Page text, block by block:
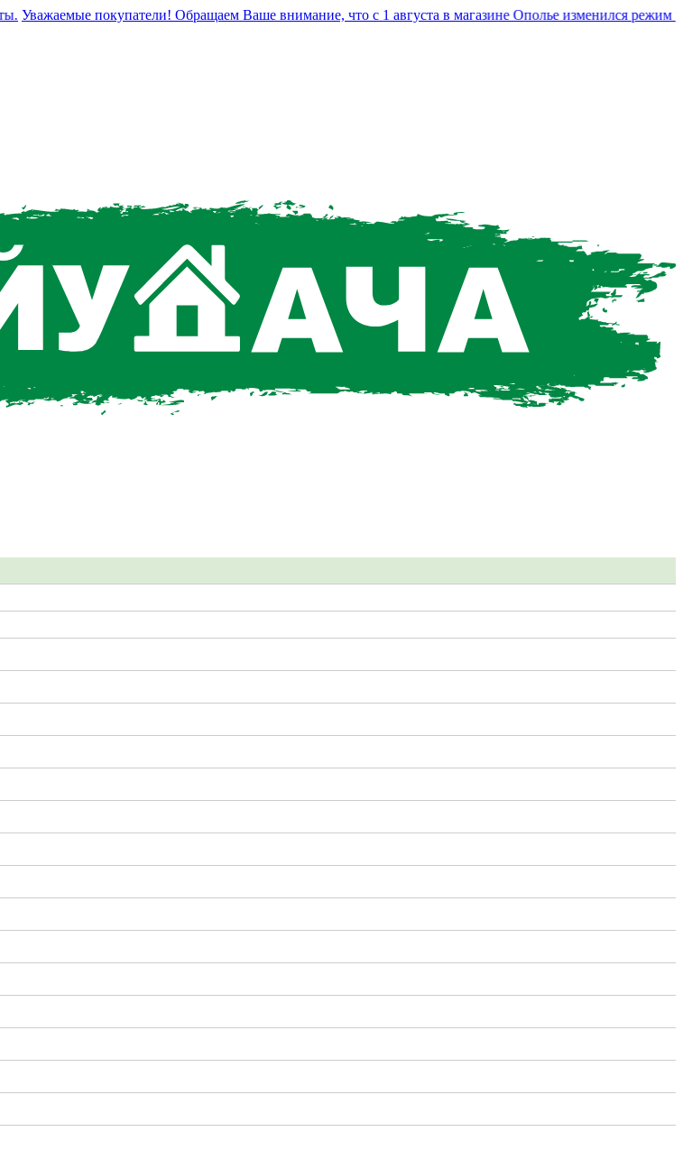
Уважаемые покупатели! Обращаем Ваше внимание, что с 1 августа в магазине Ополье изменился режим